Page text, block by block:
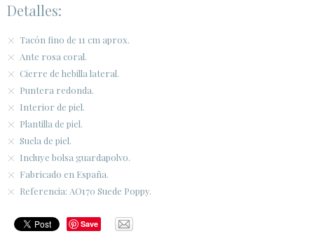
Detalles:
Tacón fino de 11 cm aprox.
Ante rosa coral.
Cierre de hebilla lateral.
Puntera redonda.
Interior de piel.
Plantilla de piel.
Suela de piel.
Incluye bolsa guardapolvo.
Fabricado en España.
Referencia: AO170 Suede Poppy.
Save